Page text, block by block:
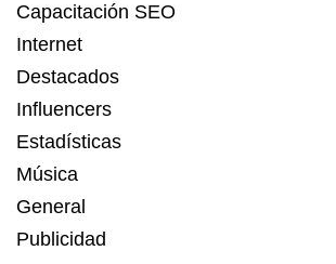
Capacitación SEO
Internet
Destacados
Influencers
Estadísticas
Música
General
Publicidad